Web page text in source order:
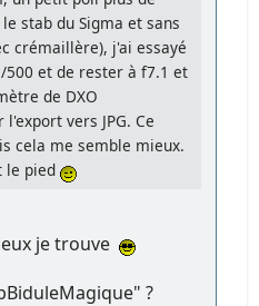
stab du Sigma et sans
crémaillère), j'ai essayé
500 et de rester à f7.1 et
de DXO
vers JPG. Ce
cela me semble mieux.
le pied
je trouve
?